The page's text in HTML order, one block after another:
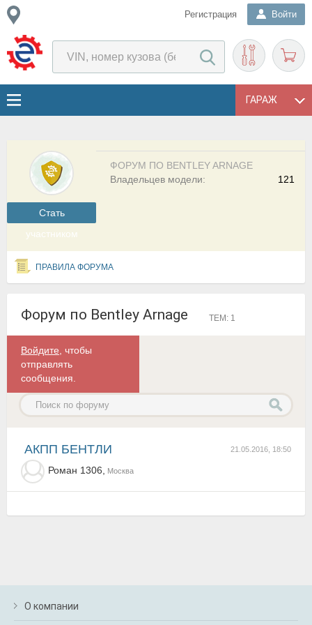
Регистрация Войти
ГАРАЖ
Cтать
участником
ФОРУМ ПО BENTLEY ARNAGE
121
Владельцев модели:
ПРАВИЛА ФОРУМА
Форум по Bentley Arnage ТЕМ: 1
Войдите , чтобы
отправлять
сообщения.
21.05.2016, 18:50
АКПП БЕНТЛИ
Роман 1306, Москва
О компании